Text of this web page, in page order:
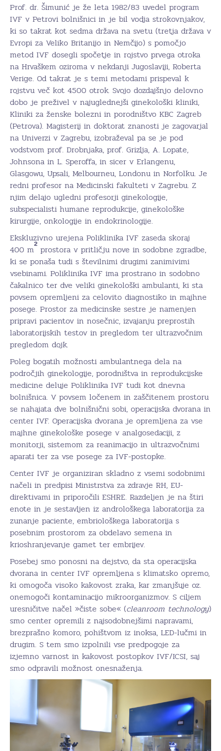
Prof. dr. Šimunić je že leta 1982/83 uvedel program
IVF v Petrovi bolnišnici in je bil vodja strokovnjakov,
ki so takrat kot sedma država na svetu (tretja država v
Evropi za Veliko Britanijo in Nemčijo) s pomočjo
metod IVF dosegli spočetje in rojstvo prvega otroka
na Hrvaškem oziroma v nekdanji Jugoslaviji, Roberta
Verige. Od takrat je s temi metodami prispeval k
rojstvu več kot 4500 otrok. Svojo dozdajšnjo delovno
dobo je preživel v najuglednejši ginekološki kliniki,
Kliniki za ženske bolezni in porodništvo KBC Zagreb
(Petrova). Magisterij in doktorat znanosti je zagovarjal
na Univerzi v Zagrebu, izobraževal pa se je pod
vodstvom prof. Drobnjaka, prof. Grizlja, A. Lopate,
Johnsona in L. Speroffa, in sicer v Erlangenu,
Glasgowu, Upsali, Melbourneu, Londonu in Norfolku. Je
redni profesor na Medicinski fakulteti v Zagrebu. Z
njim delajo ugledni profesorji ginekologije,
subspecialisti humane reprodukcije, ginekološke
kirurgije, onkologije in endokrinologije.
Ekskluzivno urejena Poliklinika IVF zaseda skoraj
400 m2 prostora v pritličju nove in sodobne zgradbe,
ki se ponaša tudi s številnimi drugimi zanimivimi
vsebinami. Poliklinika IVF ima prostrano in sodobno
čakalnico ter dve veliki ginekološki ambulanti, ki sta
povsem opremljeni za celovito diagnostiko in majhne
posege. Prostor za medicinske sestre je namenjen
pripravi pacientov in nosečnic, izvajanju preprostih
laboratorijskih testov in pregledom ter ultrazvočnim
pregledom dojk.
Poleg bogatih možnosti ambulantnega dela na
področjih ginekologije, porodništva in reprodukcijske
medicine deluje Poliklinika IVF tudi kot dnevna
bolnišnica. V povsem ločenem in zaščitenem prostoru
se nahajata dve bolnišnični sobi, operacijska dvorana in
center IVF. Operacijska dvorana je opremljena za vse
majhne ginekološke posege v analgosedaciji, z
monitorji, sistemom za reanimacijo in ultrazvočnimi
aparati ter za vse posege za IVF-postopke.
Center IVF je organiziran skladno z vsemi sodobnimi
načeli in predpisi Ministrstva za zdravje RH, EU-
direktivami in priporočili ESHRE. Razdeljen je na štiri
enote in je sestavljen iz androloškega laboratorija za
zunanje paciente, embriološkega laboratorija s
posebnim prostorom za obdelavo semena in
krioshranjevanje gamet ter embrijev.
Posebej smo ponosni na dejstvo, da sta operacijska
dvorana in center IVF opremljena s klimatsko opremo,
ki omogoča visoko kakovost zraka, kar zmanjšuje oz.
onemogoči kontaminacijo mikroorganizmov. S ciljem
uresničitve načel »čiste sobe« (cleanroom technology)
smo center opremili z najsodobnejšimi napravami,
brezprašno komoro, pohištvom iz inoksa, LED-lučmi in
drugim. S tem smo izpolnili vse predpogoje za
izjemno varnost in kakovost postopkov IVF/ICSI, saj
smo odpravili možnost onesnaženja.